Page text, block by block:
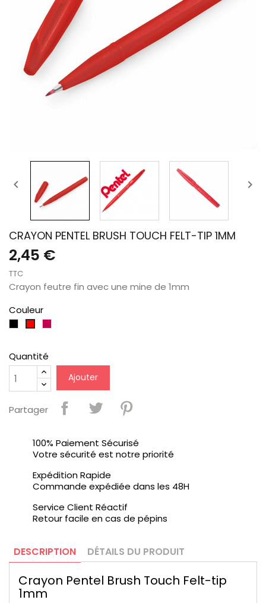
 
CRAYON PENTEL BRUSH TOUCH FELT-TIP 1MM
2,45 €
TTC
Crayon feutre fin avec une mine de 1mm
Couleur
NoirRouge
Quantité
Ajouter
Partager
100% Paiement Sécurisé
Votre sécurité est notre priorité
Expédition Rapide
Commande expédiée dans les 48H
Service Client Réactif
Retour facile en cas de pépins
DESCRIPTION DÉTAILS DU PRODUIT
Crayon Pentel Brush Touch Felt-tip
1mm